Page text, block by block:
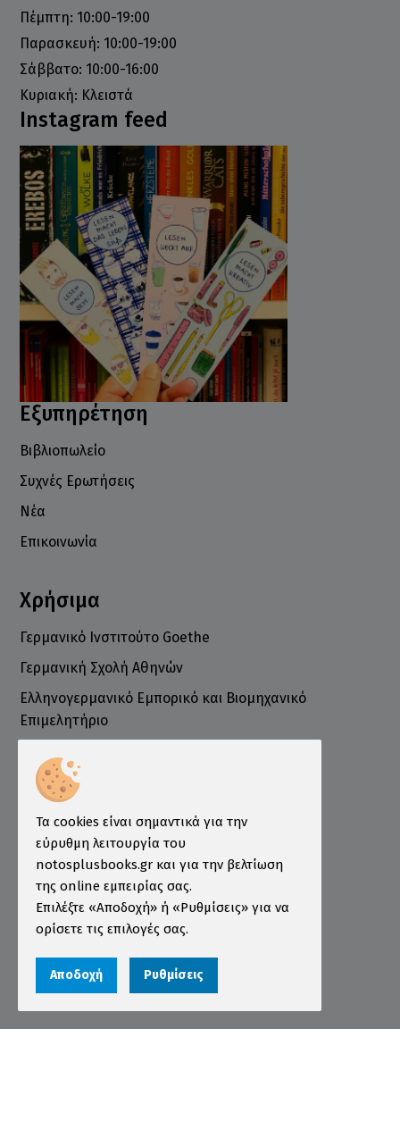
Πέμπτη: 10:00-19:00
Παρασκευή: 10:00-19:00
Σάββατο: 10:00-16:00
Κυριακή: Κλειστά
Instagram feed
Εξυπηρέτηση
Βιβλιοπωλείο
Συχνές Ερωτήσεις
Νέα
Επικοινωνία
Χρήσιμα
Γερμανικό Ινστιτούτο Goethe
Γερμανική Σχολή Αθηνών
Ελληνογερμανικό Εμπορικό και Βιομηχανικό
Επιμελητήριο
Πληροφορίες
Τρόποι Πληρωμής
Τρόποι Αποστολής
Εγγύηση - Επιστροφές
Όροι χρήσης
Προστασία Προσωπικών Δεδομένων
Cookies
Τα cookies είναι σημαντικά για την
εύρυθμη λειτουργία του
notosplusbooks.gr και για την βελτίωση
της online εμπειρίας σας.
Επιλέξτε «Αποδοχή» ή «Ρυθμίσεις» για να
ορίσετε τις επιλογές σας.
Αποδοχή Ρυθμίσεις